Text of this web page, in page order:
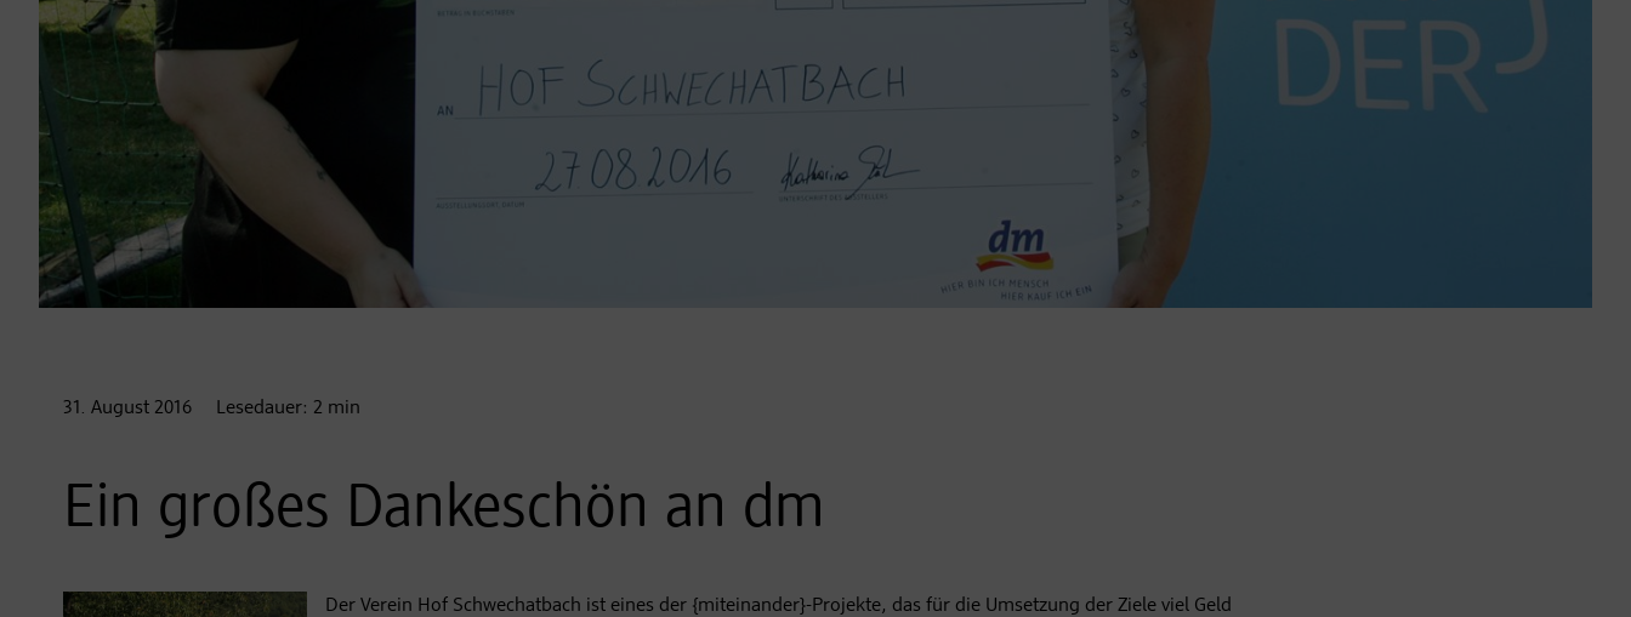
31. August 2016 Lesedauer: 2 min
Ein großes Dankeschön an dm
Der Verein Hof Schwechatbach ist eines der {miteinander}-Projekte, das für die Umsetzung der Ziele viel Geld